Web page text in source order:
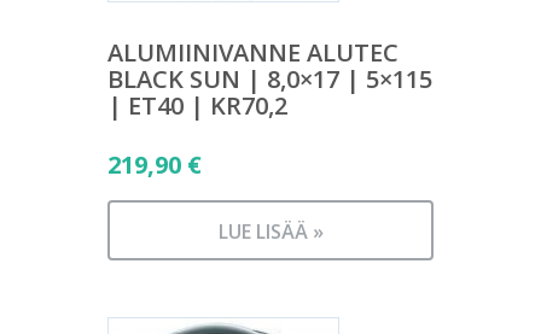
ALUMIINIVANNE ALUTEC
BLACK SUN | 8,0×17 | 5×115
| ET40 | KR70,2
219,90 €
LUE LISÄÄ »